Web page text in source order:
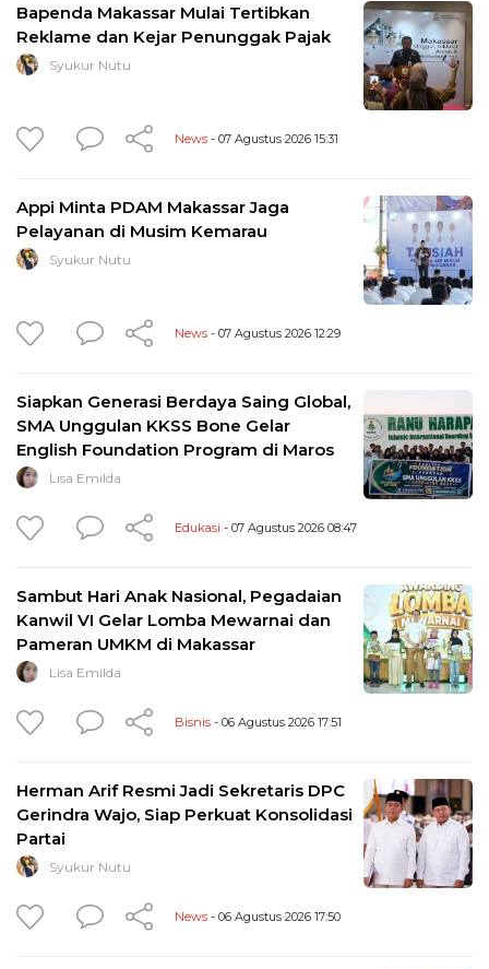
Bapenda Makassar Mulai Tertibkan
Reklame dan Kejar Penunggak Pajak
Syukur Nutu
News - 07 Agustus 2026 15:31
Appi Minta PDAM Makassar Jaga
Pelayanan di Musim Kemarau
Syukur Nutu
News - 07 Agustus 2026 12:29
Siapkan Generasi Berdaya Saing Global,
SMA Unggulan KKSS Bone Gelar
English Foundation Program di Maros
Lisa Emilda
Edukasi - 07 Agustus 2026 08:47
Sambut Hari Anak Nasional, Pegadaian
Kanwil VI Gelar Lomba Mewarnai dan
Pameran UMKM di Makassar
Lisa Emilda
Bisnis - 06 Agustus 2026 17:51
Herman Arif Resmi Jadi Sekretaris DPC
Gerindra Wajo, Siap Perkuat Konsolidasi
Partai
Syukur Nutu
News - 06 Agustus 2026 17:50